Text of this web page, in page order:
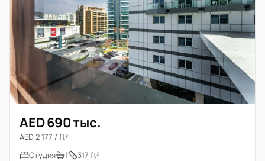
AED 690 тыс.
AED 2 177 / ft²
Студия
1 317 ft²